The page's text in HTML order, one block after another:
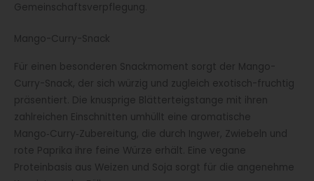
Gemeinschaftsverpflegung.
Mango-Curry-Snack
Für einen besonderen Snackmoment sorgt der Mango-
Curry-Snack, der sich würzig und zugleich exotisch-fruchtig
präsentiert. Die knusprige Blätterteigstange mit ihren
zahlreichen Einschnitten umhüllt eine aromatische
Mango‑Curry‑Zubereitung, die durch Ingwer, Zwiebeln und
rote Paprika ihre feine Würze erhält. Eine vegane
Proteinbasis aus Weizen und Soja sorgt für die angenehme